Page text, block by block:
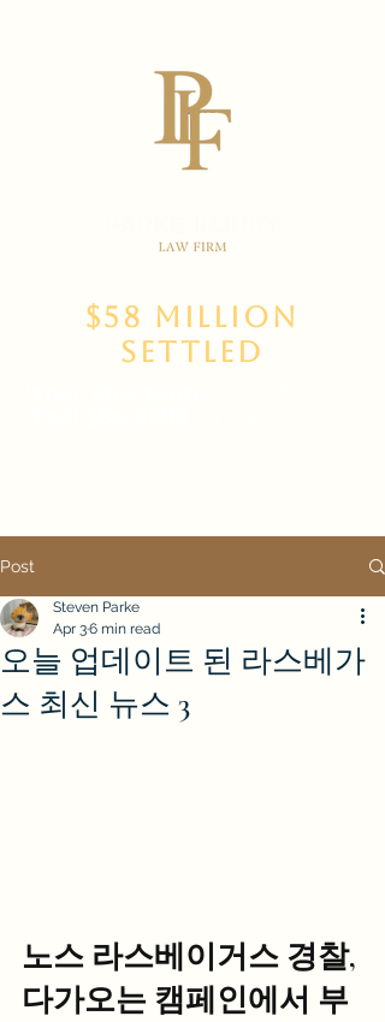
$58 Million
Settled
Post
오늘 업데이트 된 라스베가
스 최신 뉴스 3
Steven Parke
Apr 36 min read
노스 라스베이거스 경찰,
다가오는 캠페인에서 부